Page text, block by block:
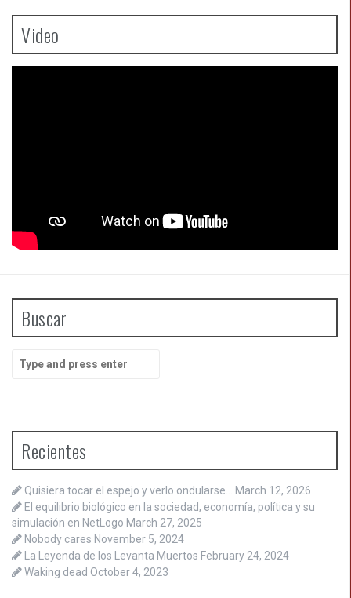
Video
Buscar
for:
Recientes
Quisiera tocar el espejo y verlo ondularse…
March 12, 2026
El equilibrio biológico en la sociedad, economía, política y su
simulación en NetLogo March 27, 2025
Nobody cares November 5, 2024
La Leyenda de los Levanta Muertos February 24, 2024
Waking dead October 4, 2023